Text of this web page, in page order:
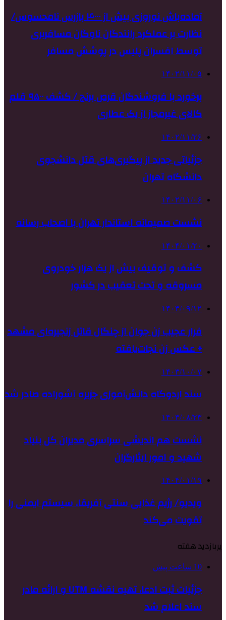
آماده‌باش نوروزی بیش از ۴۰۰۰ بازرس نامحسوس/
نظارت بر عملکرد رانندگان ناوگان مسافربری
توسط افسران پلیس در پوشش مسافر
۱۴۰۲/۱۱/۰۵
برخورد با فروشندگان قرص برنج / کشف ۹۵۰۰ قلم
کالای غیرمجاز از یک عطاری
۱۴۰۲/۱۱/۲۶
جزئیاتی جدید از پیگیری‌های قتل دانشجوی
دانشگاه تهران
۱۴۰۲/۱۱/۰۶
نشست صمیمانه استاندار تهران با اصحاب رسانه
۱۴۰۴/۰۱/۲۰
کشف و توقیف بیش از یک هزار خودروی
مسروقه و تحت تعقیب در کشور
۱۴۰۳/۰۹/۱۲
فرار عجیب زن جوان از چنگال قاتل زنجیره‌ای مشهد
+ عکس زن نجات‌یافته
۱۴۰۳/۱۰/۰۷
سند اردوگاه دانش‌آموزی جزیره آشوراده صادر شد
۱۴۰۳/۰۸/۲۳
نشست هم اندیشی سراسری مدیران کل بنیاد
شهید و امور ایثارگران
۱۴۰۴/۰۱/۱۹
ویدیو/ رژیم غذایی سنتی آفریقا، سیستم ایمنی را
تقویت می‌کند
پربازدید هفته
10 ساعت پیش
جزئیات ثبت ادعا، تهیه نقشه UTM و ارائه مادر
سند اعلام شد